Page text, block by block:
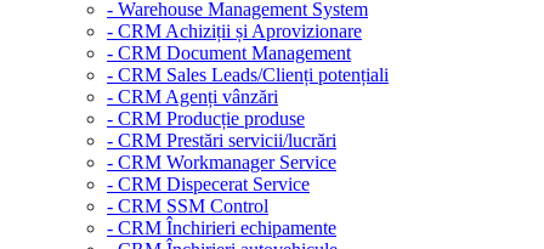
- Warehouse Management System
- CRM Achiziții și Aprovizionare
- CRM Document Management
- CRM Sales Leads/Clienți potențiali
- CRM Agenți vânzări
- CRM Producție produse
- CRM Prestări servicii/lucrări
- CRM Workmanager Service
- CRM Dispecerat Service
- CRM SSM Control
- CRM Închirieri echipamente